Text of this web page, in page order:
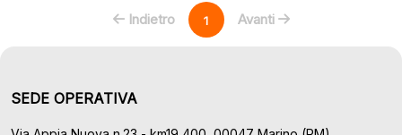
Indietro 1 Avanti
SEDE OPERATIVA